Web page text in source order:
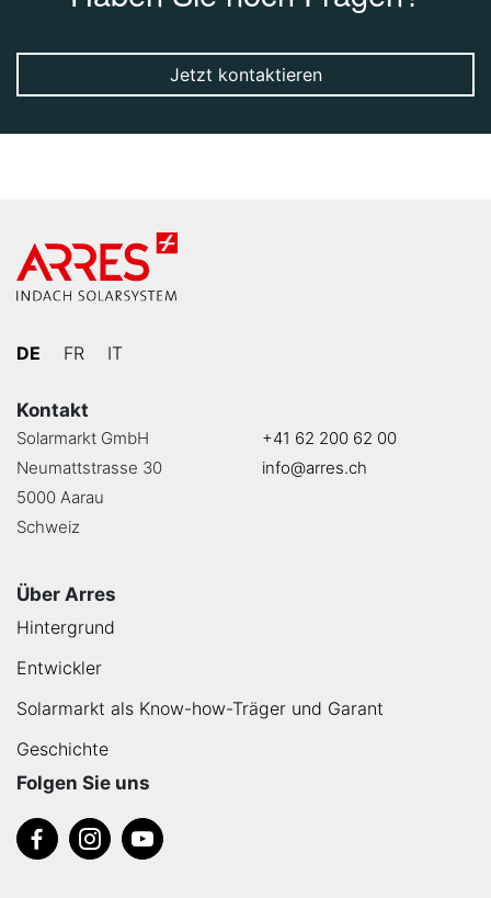
Jetzt kontaktieren
DE FR IT
Kontakt
Solarmarkt GmbH
Neumattstrasse 30
5000 Aarau
Schweiz
+41 62 200 62 00
info@arres.ch
Über Arres
Hintergrund
Entwickler
Solarmarkt als Know-how-Träger und Garant
Geschichte
Folgen Sie uns